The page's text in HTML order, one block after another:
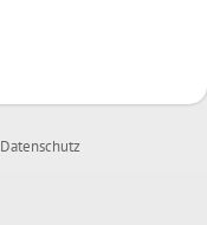
Datenschutz